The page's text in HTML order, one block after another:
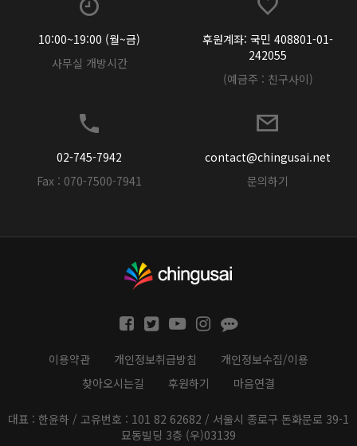
10:00~19:00 (월~금)
사무실 개방시간
후원계좌: 국민 408801-01-
242055
(예금주 : 친구사이)
02-745-7942
Fax : 070-7500-7941
contact@chingusai.net
문의하기
이용약관 개인정보취급방침
개인정보수집/이용
찾아오시는길
후원하기 마음연결
대표 : 한윤하 / 고유번호 : 101 82 62682 / 서울시 종로구 돈화문로 39-1
묘동빌딩 3층 (우)03139